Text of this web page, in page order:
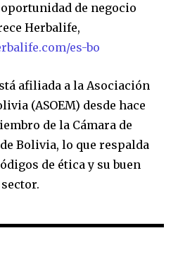
de negocio
Herbalife,
es-bo
afiliada a la Asociación
(ASOEM) desde hace
de la Cámara de
Bolivia, lo que respalda
de ética y su buen